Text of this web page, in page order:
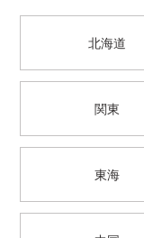
北海道
関東
東海